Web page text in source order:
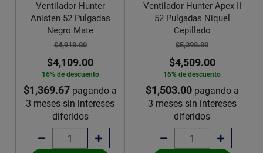
Ventilador Hunter
Anisten 52 Pulgadas
Negro Mate
$4,918.80
$4,109.00
16% de descuento
$1,369.67 pagando a
3 meses sin intereses
diferidos
Ventilador Hunter Apex II
52 Pulgadas Niquel
Cepillado
$5,398.80
$4,509.00
16% de descuento
$1,503.00pagando a
3 meses sin intereses
diferidos